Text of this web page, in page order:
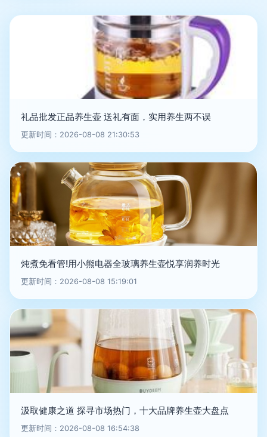
礼品批发正品养生壶 送礼有面，实用养生两不误
更新时间：2026-08-08 21:30:53
炖煮免看管!用小熊电器全玻璃养生壶悦享润养时光
更新时间：2026-08-08 15:19:01
汲取健康之道 探寻市场热门，十大品牌养生壶大盘点
更新时间：2026-08-08 16:54:38